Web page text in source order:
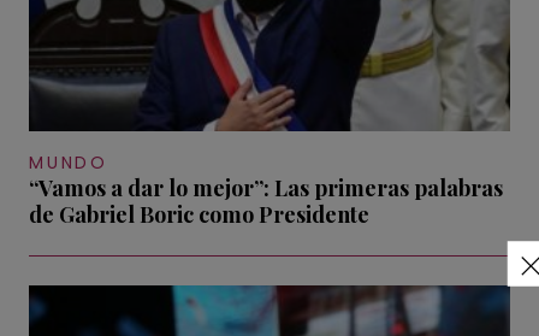
MUNDO
“Vamos a dar lo mejor”: Las primeras palabras
de Gabriel Boric como Presidente